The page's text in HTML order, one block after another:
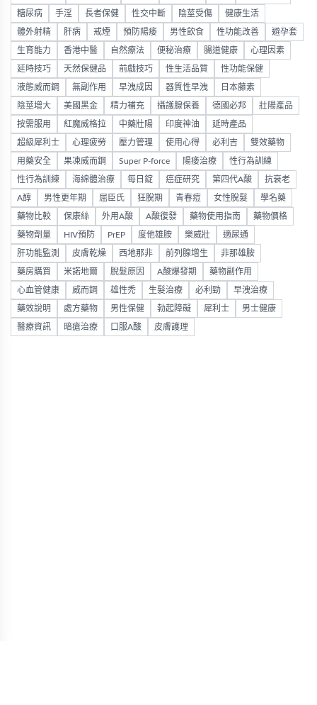
糖尿病 手淫 長者保健 性交中斷 陰莖受傷 健康生活
體外射精 肝病 戒煙 預防陽痿 男性飲食 性功能改善 避孕套
生育能力 香港中醫 自然療法 便秘治療 腸道健康 心理因素
延時技巧 天然保健品 前戲技巧 性生活品質 性功能保健
液態威而鋼 無副作用 早洩成因 器質性早洩 日本藤素
陰莖增大 美國黑金 精力補充 攝護腺保養 德國必邦 壯陽產品
按需服用 紅魔威格拉 中藥壯陽 印度神油 延時產品
超級犀利士 心理疲勞 壓力管理 使用心得 必利吉 雙效藥物
用藥安全 果凍威而鋼 Super P-force 陽痿治療 性行為訓練
性行為訓練 海綿體治療 每日錠 癌症研究 第四代A酸 抗衰老
A醇 男性更年期 屈臣氏 狂脫期 青春痘 女性脫髮 學名藥
藥物比較 保康絲 外用A酸 A酸復發 藥物使用指南 藥物價格
藥物劑量 HIV預防 PrEP 度他雄胺 樂威壯 適尿通
肝功能監測 皮膚乾燥 西地那非 前列腺增生 非那雄胺
藥房購買 米諾地爾 脫髮原因 A酸爆發期 藥物副作用
心血管健康 威而鋼 雄性禿 生髮治療 必利勁 早洩治療
藥效說明 處方藥物 男性保健 勃起障礙 犀利士 男士健康
醫療資訊 暗瘡治療 口服A酸 皮膚護理